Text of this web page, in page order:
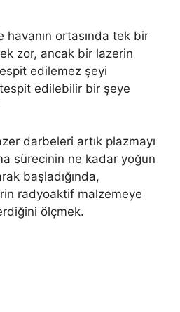
havanın ortasında tek bir
zor, ancak bir lazerin
edilemez şeyi
edilebilir bir şeye
darbeleri artık plazmayı
sürecinin ne kadar yoğun
başladığında,
radyoaktif malzemeye
ölçmek.